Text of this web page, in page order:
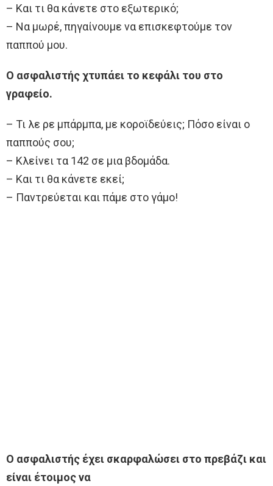
– Και τι θα κάνετε στο εξωτερικό;
– Να μωρέ, πηγαίνουμε να επισκεφτούμε τον
παππού μου.
Ο ασφαλιστής χτυπάει το κεφάλι του στο
γραφείο.
– Τι λε ρε μπάρμπα, με κοροϊδεύεις; Πόσο είναι ο
παππούς σου;
– Κλείνει τα 142 σε μια βδομάδα.
– Και τι θα κάνετε εκεί;
– Παντρεύεται και πάμε στο γάμο!
Ο ασφαλιστής έχει σκαρφαλώσει στο πρεβάζι και
είναι έτοιμος να